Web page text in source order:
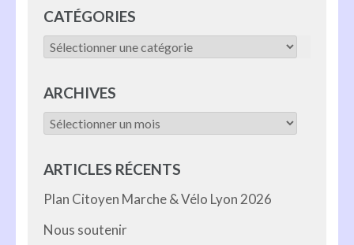
CATÉGORIES
Catégories
ARCHIVES
Archives
ARTICLES RÉCENTS
Plan Citoyen Marche & Vélo Lyon 2026
Nous soutenir